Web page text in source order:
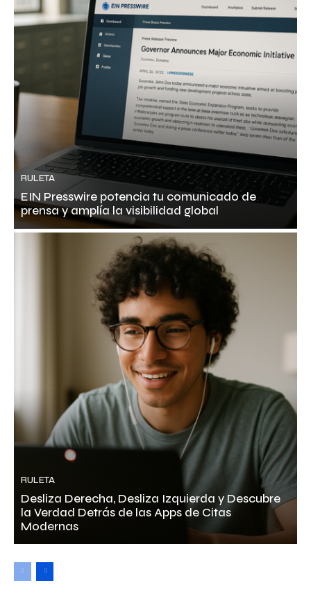
RULETA
EIN Presswire potencia tu comunicado de
prensa y amplía la visibilidad global
RULETA
Desliza Derecha, Desliza Izquierda y Descubre
la Verdad Detrás de las Apps de Citas
Modernas